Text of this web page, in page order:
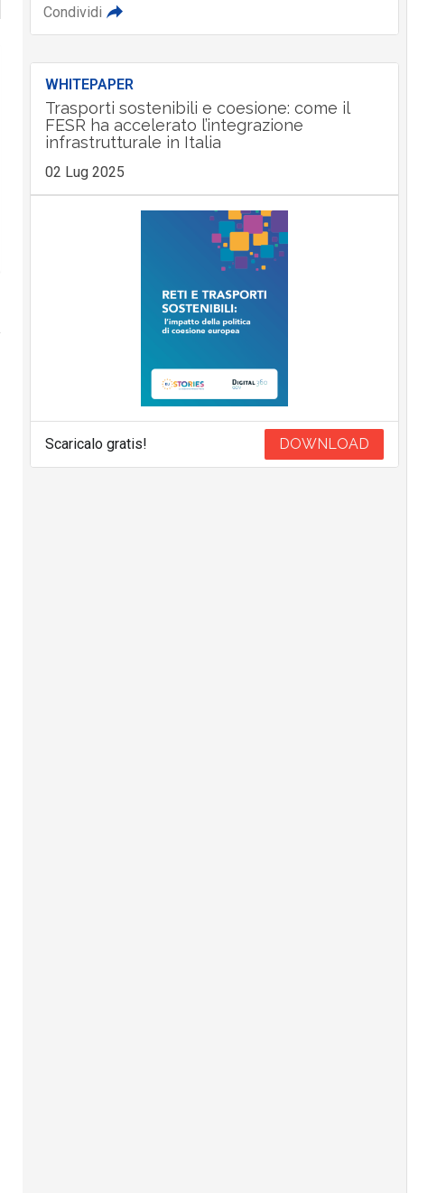
Condividi
WHITEPAPER
Trasporti sostenibili e coesione: come il
FESR ha accelerato l’integrazione
infrastrutturale in Italia
02 Lug 2025
Scaricalo gratis! DOWNLOAD